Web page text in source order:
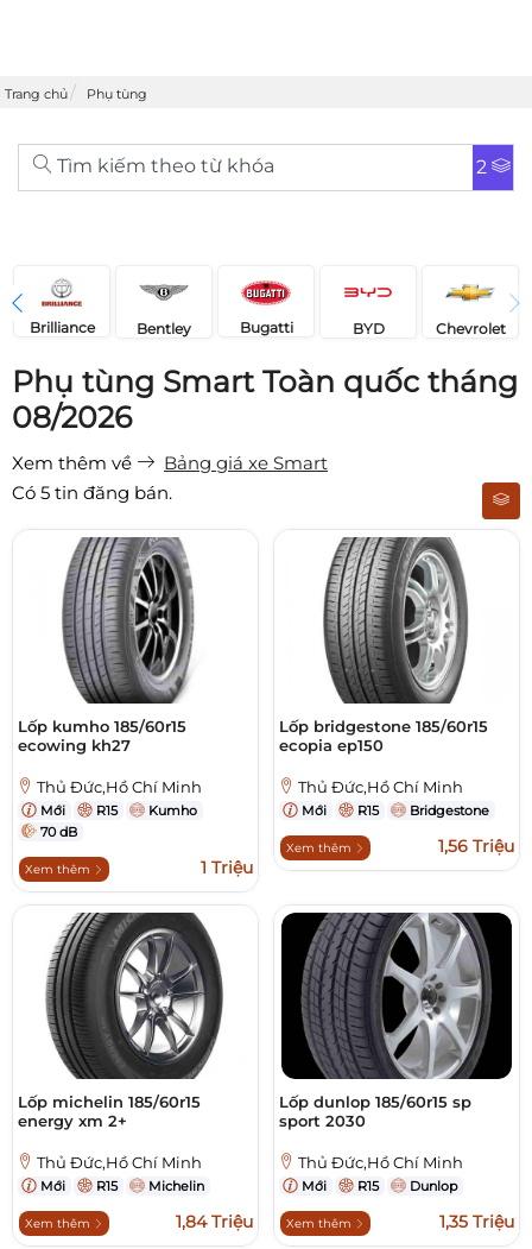
Trang chủ Phụ tùng
Tìm kiếm theo từ khóa 2
Brilliance Bentley Bugatti BYD Chevrolet
Phụ tùng Smart Toàn quốc tháng
08/2026
Xem thêm về
Bảng giá xe Smart
Có 5 tin đăng bán.
Lốp kumho 185/60r15
ecowing kh27
Thủ Đức,Hồ Chí Minh
Mới R15
Kumho
70 dB
Xem thêm 1 Triệu
Lốp bridgestone 185/60r15
ecopia ep150
Thủ Đức,Hồ Chí Minh
Mới R15 Bridgestone
Xem thêm 1,56 Triệu
Lốp michelin 185/60r15
energy xm 2+
Thủ Đức,Hồ Chí Minh
Mới R15 Michelin
Xem thêm 1,84 Triệu
Lốp dunlop 185/60r15 sp
sport 2030
Thủ Đức,Hồ Chí Minh
Mới R15 Dunlop
Xem thêm 1,35 Triệu